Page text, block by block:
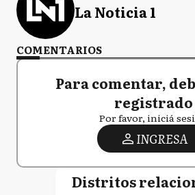
La Noticia 1
COMENTARIOS
Para comentar,
registrado
Por favor, iniciá
INGRESA
Distritos